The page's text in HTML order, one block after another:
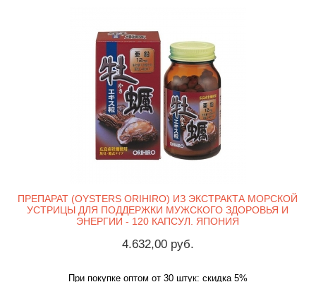
ПРЕПАРАТ (OYSTERS ORIHIRO) ИЗ ЭКСТРАКТА МОРСКОЙ
УСТРИЦЫ ДЛЯ ПОДДЕРЖКИ МУЖСКОГО ЗДОРОВЬЯ И
ЭНЕРГИИ - 120 КАПСУЛ. ЯПОНИЯ
4.632,00 руб.
При покупке оптом от 30 штук: скидка 5%